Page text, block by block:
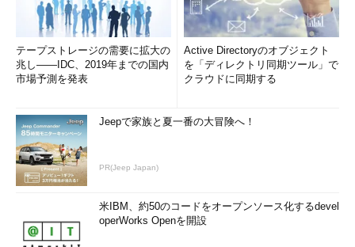
テープストレージの需要に拡大の
兆し――IDC、2019年までの国内
市場予測を発表
Active Directoryのオブジェクト
を「ディレクトリ同期ツール」で
クラウドに同期する
Jeepで家族と夏一番の大冒険へ！
PR(Jeep Japan)
米IBM、約50のコードをオープンソース化するdevel
operWorks Openを開設